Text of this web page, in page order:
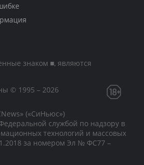
знаком ■, являются
© 1995 – 2026
(«СиНьюс»)
службой по надзору в
технологий и массовых
за номером Эл № ФС77 –